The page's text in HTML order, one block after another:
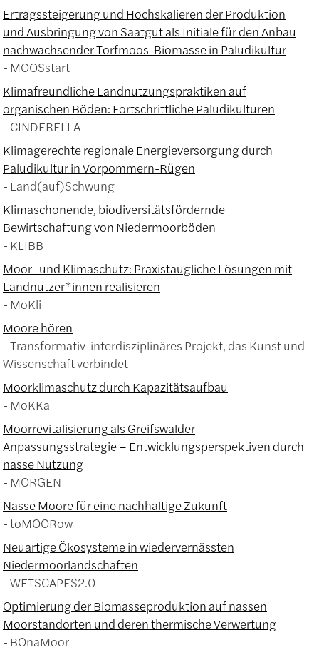
Ertragssteigerung und Hochskalieren der Produktion
und Ausbringung von Saatgut als Initiale für den Anbau
nachwachsender Torfmoos-Biomasse in Paludikultur
MOOSstart
Klimafreundliche Landnutzungspraktiken auf
organischen Böden: Fortschrittliche Paludikulturen
CINDERELLA
Klimagerechte regionale Energieversorgung durch
Paludikultur in Vorpommern-Rügen
Land(auf)Schwung
Klimaschonende, biodiversitätsfördernde
Bewirtschaftung von Niedermoorböden
KLIBB
Moor- und Klimaschutz: Praxistaugliche Lösungen mit
Landnutzer*innen realisieren
MoKli
Moore hören
Transformativ-interdisziplinäres Projekt, das Kunst und
Wissenschaft verbindet
Moorklimaschutz durch Kapazitätsaufbau
MoKKa
Moorrevitalisierung als Greifswalder
Anpassungsstrategie – Entwicklungsperspektiven durch
nasse Nutzung
MORGEN
Nasse Moore für eine nachhaltige Zukunft
toMOORow
Neuartige Ökosysteme in wiedervernässten
Niedermoorlandschaften
WETSCAPES2.0
Optimierung der Biomasseproduktion auf nassen
Moorstandorten und deren thermische Verwertung
BOnaMoor